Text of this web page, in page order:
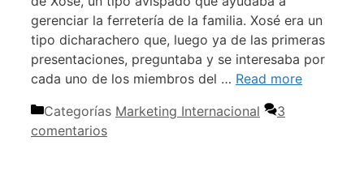
gerenciar la ferretería de la familia. Xosé era un
tipo dicharachero que, luego ya de las primeras
presentaciones, preguntaba y se interesaba por
cada uno de los miembros del … Read more
Categorías Marketing Internacional
3
comentarios